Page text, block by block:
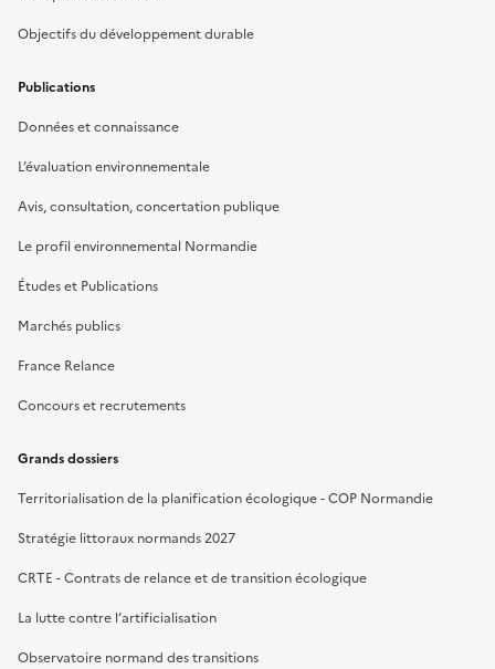
Objectifs du développement durable
Publications
Données et connaissance
L’évaluation environnementale
Avis, consultation, concertation publique
Le profil environnemental Normandie
Études et Publications
Marchés publics
France Relance
Concours et recrutements
Grands dossiers
Territorialisation de la planification écologique - COP Normandie
Stratégie littoraux normands 2027
CRTE - Contrats de relance et de transition écologique
La lutte contre l’artificialisation
Observatoire normand des transitions